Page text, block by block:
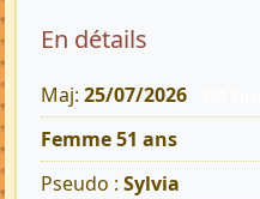
En détails
Maj: 25/07/2026
Femme 51 ans
Pseudo : Sylvia